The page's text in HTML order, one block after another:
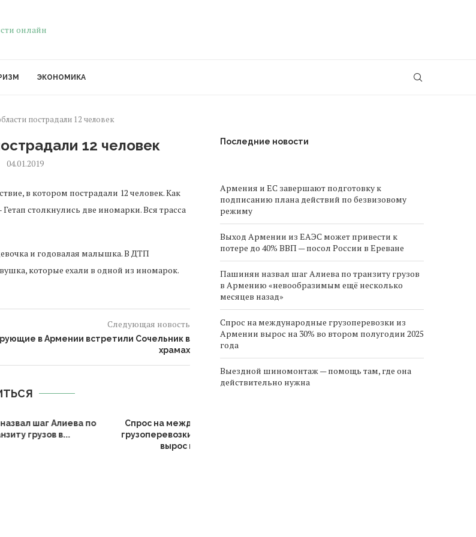
ЭКОНОМИКА
пострадали 12 человек
12 человек
04.01.2019
в котором пострадали 12 человек. Как
столкнулись две иномарки. Вся трасса
и годовалая малышка. В ДТП
которые ехали в одной из иномарок.
Следующая новость
в Армении встретили Сочельник в
храмах
Армения продлевает
налоговые льготы на импорт
Борис Эбзеев и Григорий
Ледуховский подписали
Последние новости
Армения и ЕС завершают подготовку к
подписанию плана действий по безвизовому
режиму
Выход Армении из ЕАЭС может привести к
потере до 40% ВВП — посол России в Ереване
Пашинян назвал шаг Алиева по транзиту грузов
в Армению «невообразимым ещё несколько
месяцев назад»
Спрос на международные грузоперевозки из
Армении вырос на 30% во втором полугодии 2025
года
Выездной шиномонтаж — помощь там, где она
действительно нужна